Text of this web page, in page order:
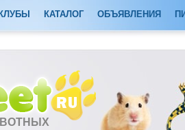
КЛУБЫ КАТАЛОГ ОБЪЯВЛЕНИЯ